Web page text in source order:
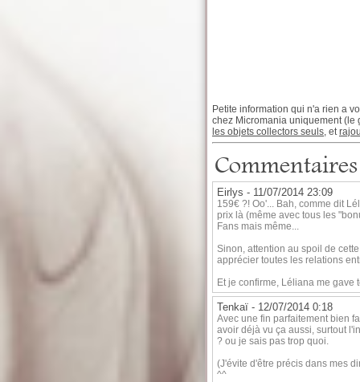
Petite information qui n'a rien a
chez Micromania uniquement (le
les objets collectors seuls, et
Commentaires
Eirlys - 11/07/2014 23:09
159€ ?! Oo'... Bah, comme dit
prix là (même avec tous les
Fans mais même...
Sinon, attention au spoil de
apprécier toutes les relations
Et je confirme, Léliana me gave
Tenkaï - 12/07/2014 0:18
Avec une fin parfaitement bien
avoir déjà vu ça aussi, surtout
? ou je sais pas trop quoi.
(J'évite d'être précis dans mes
^^